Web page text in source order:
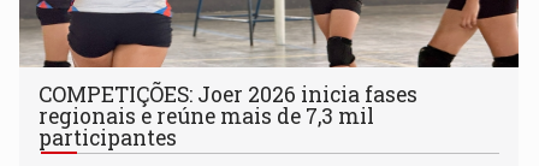
COMPETIÇÕES: Joer 2026 inicia fases
regionais e reúne mais de 7,3 mil
participantes